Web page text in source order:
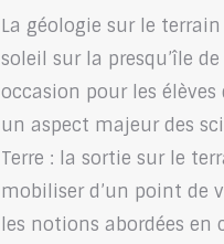
La géologie sur le
soleil sur la presqu’île
occasion pour les élèves
un aspect majeur des
Terre : la sortie sur le
mobiliser d’un point de
les notions abordées en